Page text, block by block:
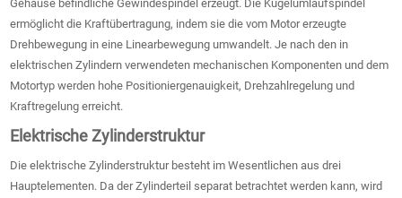
Gehäuse befindliche Gewindespindel erzeugt. Die Kugelumlaufspindel
ermöglicht die Kraftübertragung, indem sie die vom Motor erzeugte
Drehbewegung in eine Linearbewegung umwandelt. Je nach den in
elektrischen Zylindern verwendeten mechanischen Komponenten und dem
Motortyp werden hohe Positioniergenauigkeit, Drehzahlregelung und
Kraftregelung erreicht.
Elektrische Zylinderstruktur
Die elektrische Zylinderstruktur besteht im Wesentlichen aus drei
Hauptelementen. Da der Zylinderteil separat betrachtet werden kann, wird